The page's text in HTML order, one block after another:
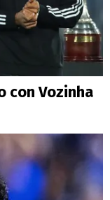
con Vozinha